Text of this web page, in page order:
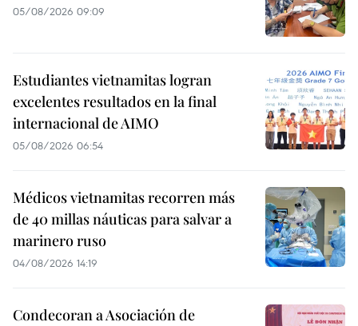
05/08/2026 09:09
Estudiantes vietnamitas logran
excelentes resultados en la final
internacional de AIMO
05/08/2026 06:54
Médicos vietnamitas recorren más
de 40 millas náuticas para salvar a
marinero ruso
04/08/2026 14:19
Condecoran a Asociación de